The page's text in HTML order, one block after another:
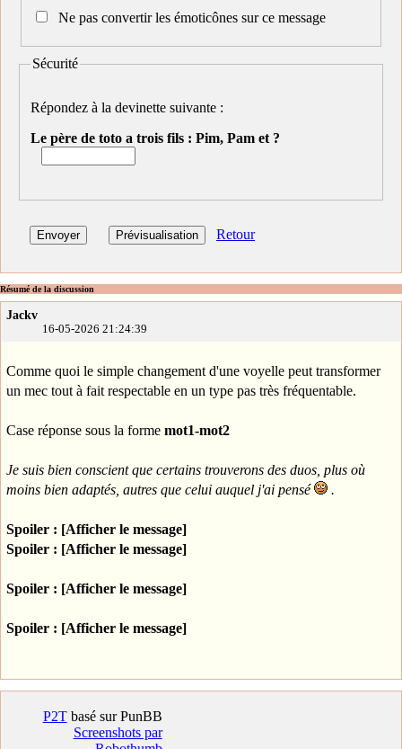
Ne pas convertir les émoticônes sur ce message
Sécurité
Répondez à la devinette suivante :
Le père de toto a trois fils : Pim, Pam et ?
Retour
Résumé de la discussion
Jackv
16-05-2026 21:24:39
Comme quoi le simple changement d'une voyelle peut transformer
un mec tout à fait respectable en un type pas très fréquentable.
Case réponse sous la forme mot1-mot2
Je suis bien conscient que certains trouverons des duos, plus où
moins bien adaptés, autres que celui auquel j'ai pensé
.
Spoiler : [Afficher le message]
Spoiler : [Afficher le message]
Spoiler : [Afficher le message]
Spoiler : [Afficher le message]
P2Tbasé sur PunBB
Screenshots par